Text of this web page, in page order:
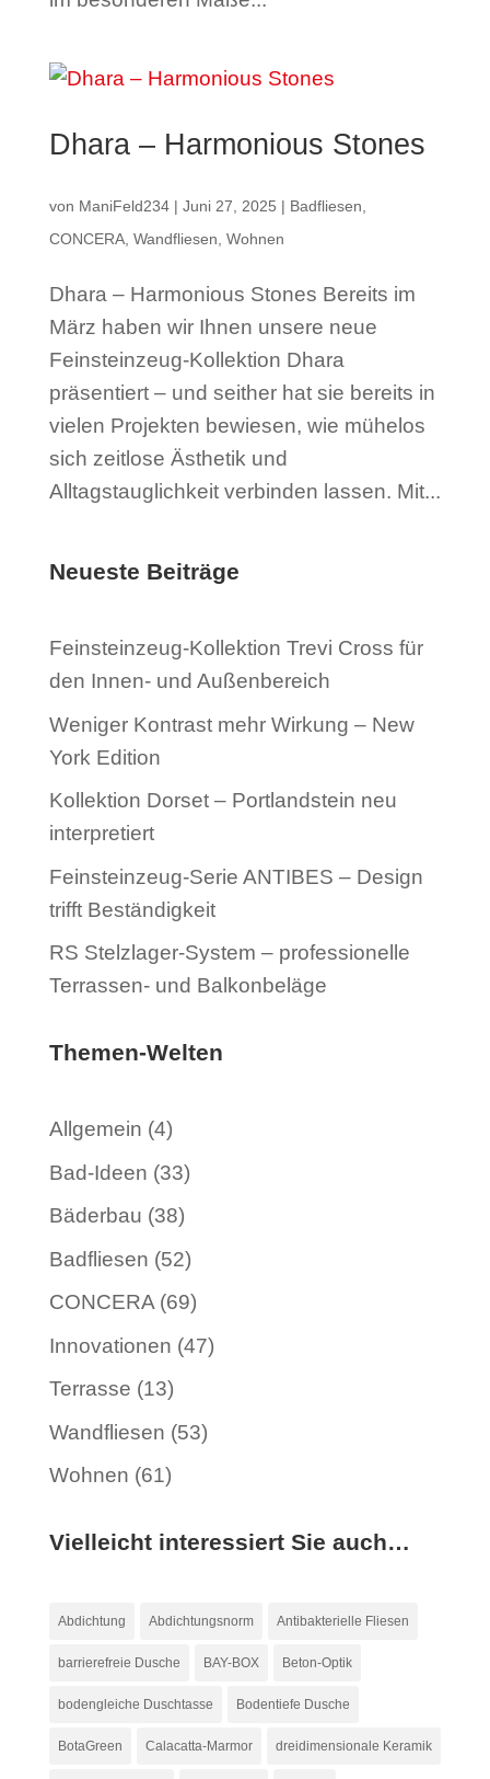
Dhara – Harmonious Stones
von ManiFeld234| Juni 27, 2025 | Badfliesen
CONCERA, Wandfliesen Wohnen
Dhara – Harmonious Stones Bereits im
März haben wir Ihnen unsere neue
Feinsteinzeug-Kollektion Dhara
präsentiert – und seither hat sie bereits in
vielen Projekten bewiesen, wie mühelos
sich zeitlose Ästhetik und
Alltagstauglichkeit verbinden lassen. Mit...
Neueste Beiträge
Feinsteinzeug-Kollektion Trevi Cross für
den Innen- und Außenbereich
Weniger Kontrast mehr Wirkung – New
York Edition
Kollektion Dorset – Portlandstein neu
interpretiert
Feinsteinzeug-Serie ANTIBES – Design
trifft Beständigkeit
RS Stelzlager-System – professionelle
Terrassen- und Balkonbeläge
Themen-Welten
Allgemein (4)
Bad-Ideen (33)
Bäderbau (38)
Badfliesen (52)
CONCERA(69)
Innovationen (47)
Terrasse (13)
Wandfliesen (53)
Wohnen (61)
Vielleicht interessiert Sie auch…
Abdichtung Abdichtungsnorm Antibakterielle Fliesen
barrierefreie Dusche BAY-BOX Beton-Optik
bodengleiche Duschtasse Bodentiefe Dusche
BotaGreen Calacatta-Marmor dreidimensionale Keramik